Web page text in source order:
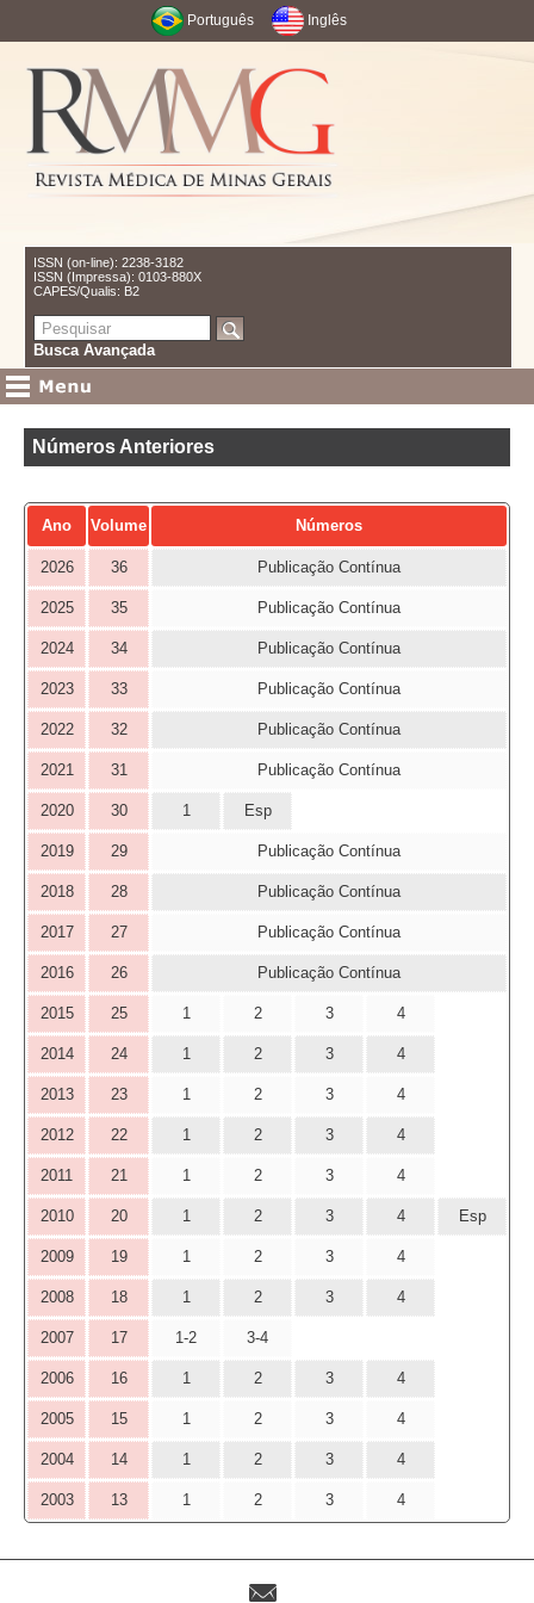
Português Inglês
ISSN (on-line): 2238-3182
ISSN (Impressa): 0103-880X
CAPES/Qualis: B2
Busca Avançada
Números Anteriores
Ano Volume Números
2026 36 Publicação Contínua
2025 35 Publicação Contínua
2024 34 Publicação Contínua
2023 33 Publicação Contínua
2022 32 Publicação Contínua
2021 31 Publicação Contínua
2020 30 1 Esp
2019 29 Publicação Contínua
2018 28 Publicação Contínua
2017 27 Publicação Contínua
2016 26 Publicação Contínua
2015 25 1 2 3 4
2014 24 1 2 3 4
2013 23 1 2 3 4
2012 22 1 2 3 4
2011 21 1 2 3 4
2010 20 1 2 3 4 Esp
2009 19 1 2 3 4
2008 18 1 2 3 4
2007 17 1-2 3-4
2006 16 1 2 3 4
2005 15 1 2 3 4
2004 14 1 2 3 4
2003 13 1 2 3 4